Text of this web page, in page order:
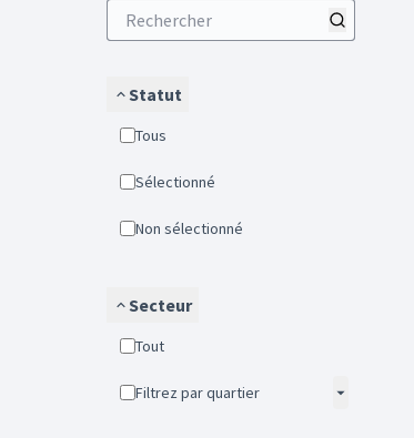
Statut
Tous
Sélectionné
Non sélectionné
Secteur
Tout
Filtrez par quartier